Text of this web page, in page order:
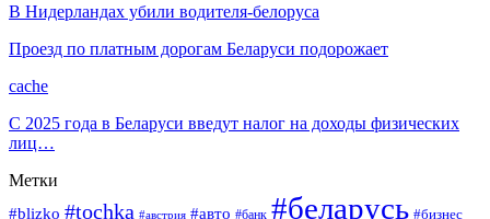
В Нидерландах убили водителя-белоруса
Проезд по платным дорогам Беларуси подорожает
cache
С 2025 года в Беларуси введут налог на доходы физических
лиц…
Метки
#blizko #tochka #австрия #авто #банк #беларусь #бизнес